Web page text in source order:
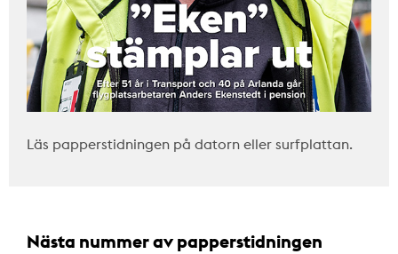
Läs papperstidningen på datorn eller surfplattan.
Nästa nummer av papperstidningen